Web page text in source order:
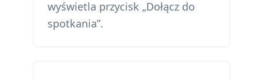
wyświetla przycisk „Dołącz do
spotkania”.